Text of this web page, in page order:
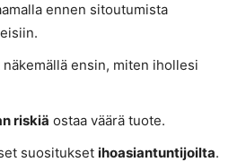
ennen sitoutumista
ensin, miten ihollesi
riskiä ostaa väärä tuote.
suositukset ihoasiantuntijoilta.